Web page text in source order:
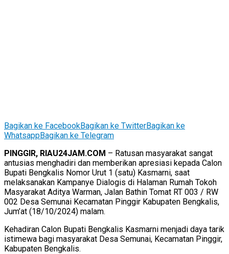
Bagikan ke FacebookBagikan ke TwitterBagikan ke
WhatsappBagikan ke Telegram
PINGGIR, RIAU24JAM.COM – Ratusan masyarakat sangat
antusias menghadiri dan memberikan apresiasi kepada Calon
Bupati Bengkalis Nomor Urut 1 (satu) Kasmarni, saat
melaksanakan Kampanye Dialogis di Halaman Rumah Tokoh
Masyarakat Aditya Warman, Jalan Bathin Tomat RT 003 / RW
002 Desa Semunai Kecamatan Pinggir Kabupaten Bengkalis,
Jum’at (18/10/2024) malam.
Kehadiran Calon Bupati Bengkalis Kasmarni menjadi daya tarik
istimewa bagi masyarakat Desa Semunai, Kecamatan Pinggir,
Kabupaten Bengkalis.